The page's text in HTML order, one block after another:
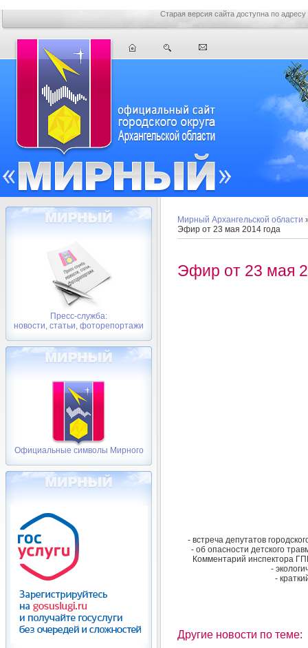
Старая версия сайта доступна по адресу
Пресс-служба:
новости, статьи, фоторепортажи
Официальные символы Мирного
Мирный Архангельской области
Эфир от 23 мая 2014 года
Эфир от 23 мая
- встреча депутатов
- об опасности детского
Комментарий инспектора
-
-
Другие новости по теме: